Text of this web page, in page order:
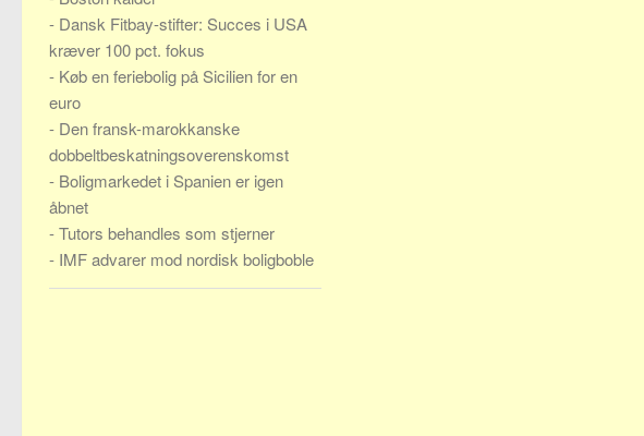
- Dansk Fitbay-stifter: Succes i USA
kræver 100 pct. fokus
- Køb en feriebolig på Sicilien for en
euro
- Den fransk-marokkanske
dobbeltbeskatningsoverenskomst
- Boligmarkedet i Spanien er igen
åbnet
-Tutors behandles som stjerner
- IMF advarer mod nordisk boligboble